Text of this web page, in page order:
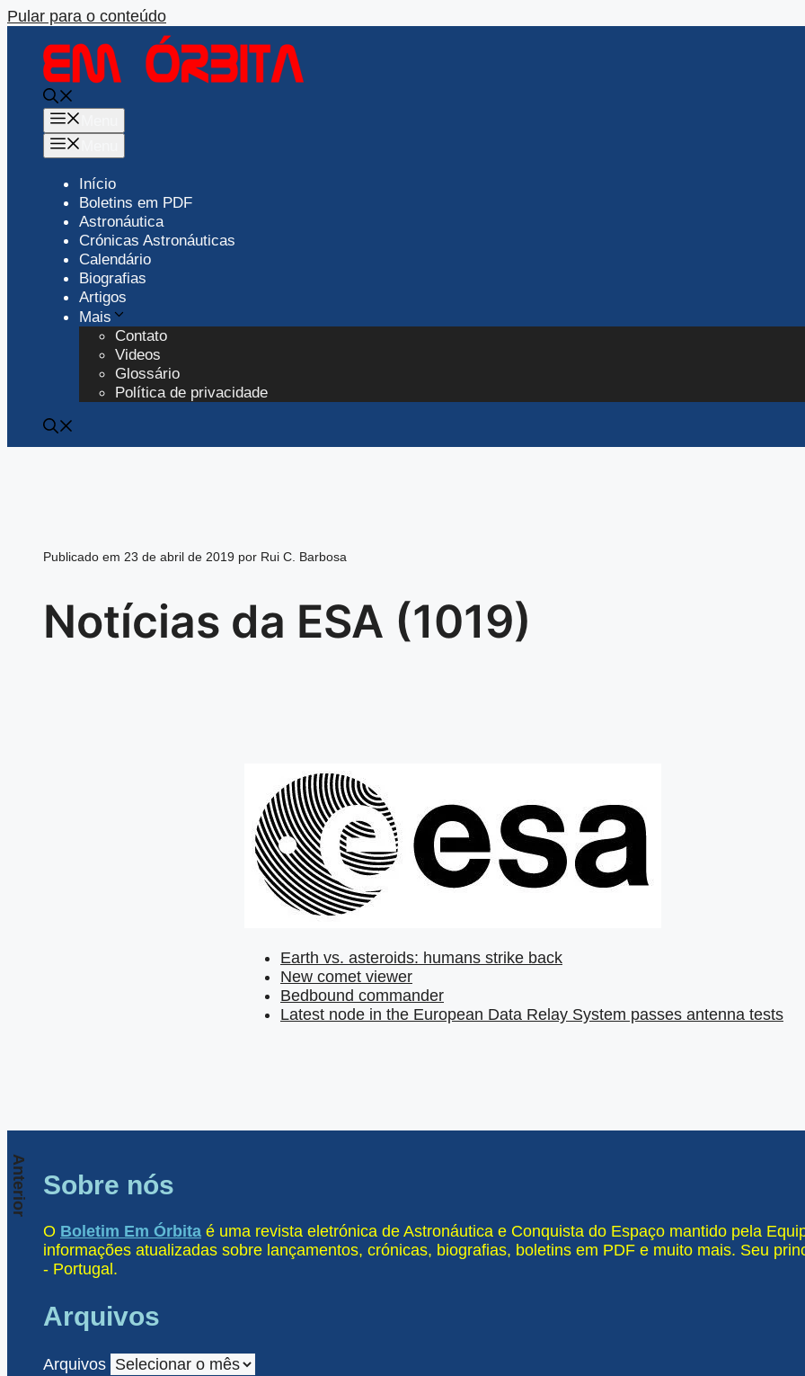
Pular para o conteúdo
Início
Boletins em PDF
Astronáutica
Crónicas Astronáuticas
Calendário
Biografias
Artigos
Mais
Contato
Videos
Glossário
Política de privacidade
Publicado em 23 de abril de 2019 por Rui C. Barbosa
Notícias da ESA (1019)
Earth vs. asteroids: humans strike back
New comet viewer
Bedbound commander
Latest node in the European Data Relay System passes antenna tests
Anterior Sobre nós
O Boletim Em Órbita é uma revista eletrónica de Astronáutica e Conquista do Espaço mantido pela
informações atualizadas sobre lançamentos, crónicas, biografias, boletins em PDF e muito mais. Seu
- Portugal.
Arquivos
Arquivos